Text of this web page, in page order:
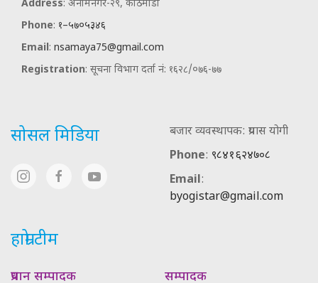
Address: अनामनगर-२९, काठमाडौ
Phone: १–५७०५३४६
Email: nsamaya75@gmail.com
Registration: सूचना विभाग दर्ता नं: १६२८/०७६-७७
सोसल मिडिया
बजार व्यवस्थापक: प्रयास योगी
Phone: ९८४१६२४७०८
Email:
byogistar@gmail.com
हाम्रो टीम
प्रधान सम्पादक सम्पादक